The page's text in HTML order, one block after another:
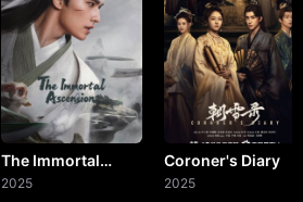
The Immortal
Ascension
2025
Coroner's Diary
2025